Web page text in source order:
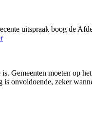
uitspraak boog de
Gemeenten moeten op
onvoldoende, zeker